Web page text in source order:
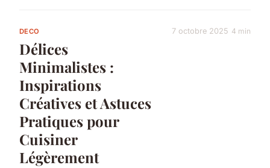
DECO
Délices
Minimalistes :
Inspirations
Créatives et Astuces
Pratiques pour
Cuisiner
Légèrement
7 octobre 2025 4 min